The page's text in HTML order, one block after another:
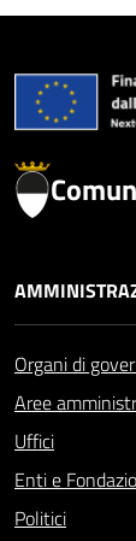
Organi di
Aree
Uffici
Enti e
Politici